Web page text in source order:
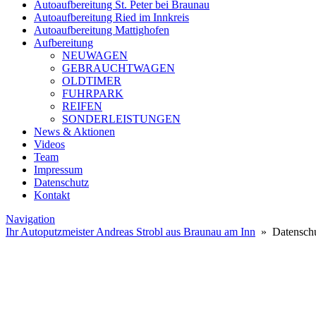
Autoaufbereitung St. Peter bei Braunau
Autoaufbereitung Ried im Innkreis
Autoaufbereitung Mattighofen
Aufbereitung
NEUWAGEN
GEBRAUCHTWAGEN
OLDTIMER
FUHRPARK
REIFEN
SONDERLEISTUNGEN
News & Aktionen
Videos
Team
Impressum
Datenschutz
Kontakt
Navigation
Ihr Autoputzmeister Andreas Strobl aus Braunau am Inn »